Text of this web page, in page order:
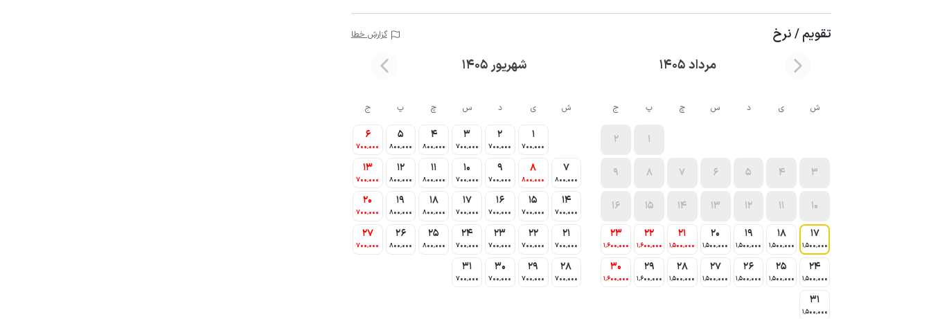
تقویم / نرخ گزارش خطا
مرداد 1405 شهریور 1405
ش ی د س چ پ ج
1
2
3
4
5
6
7
8
9
10
11
12
13
14
15
16
17
1٬500٬000
18
1٬500٬000
19
1٬500٬000
20
1٬500٬000
21
1٬500٬000
22
1٬600٬000
23
1٬600٬000
24
1٬500٬000
25
1٬500٬000
26
1٬500٬000
27
1٬500٬000
28
1٬500٬000
29
1٬600٬000
30
1٬600٬000
31
1٬500٬000
ش ی د س چ پ ج
1
700٬000
2
700٬000
3
700٬000
4
800٬000
5
800٬000
6
700٬000
7
800٬000
8
800٬000
9
700٬000
10
700٬000
11
800٬000
12
800٬000
13
700٬000
14
700٬000
15
700٬000
16
700٬000
17
700٬000
18
800٬000
19
800٬000
20
700٬000
21
700٬000
22
700٬000
23
700٬000
24
700٬000
25
800٬000
26
800٬000
27
700٬000
28
700٬000
29
700٬000
30
700٬000
31
700٬000